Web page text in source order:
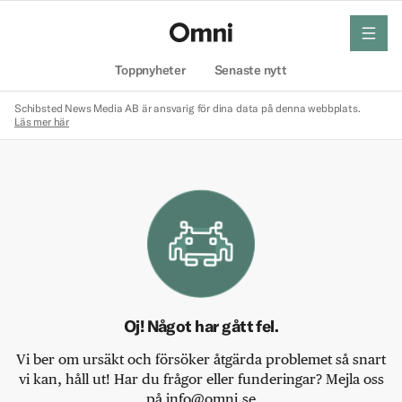
Toppnyheter Senaste nytt
meny
Schibsted News Media AB är ansvarig för dina data på denna webbplats.
Läs mer här
Oj! Något har gått fel.
Vi ber om ursäkt och försöker åtgärda problemet så snart
vi kan, håll ut! Har du frågor eller funderingar? Mejla oss